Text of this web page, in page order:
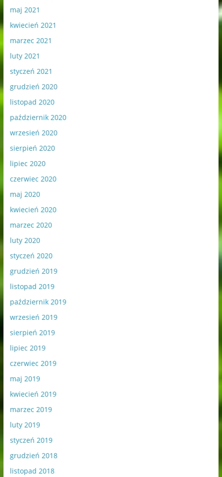
maj 2021
kwiecień 2021
marzec 2021
luty 2021
styczeń 2021
grudzień 2020
listopad 2020
październik 2020
wrzesień 2020
sierpień 2020
lipiec 2020
czerwiec 2020
maj 2020
kwiecień 2020
marzec 2020
luty 2020
styczeń 2020
grudzień 2019
listopad 2019
październik 2019
wrzesień 2019
sierpień 2019
lipiec 2019
czerwiec 2019
maj 2019
kwiecień 2019
marzec 2019
luty 2019
styczeń 2019
grudzień 2018
listopad 2018